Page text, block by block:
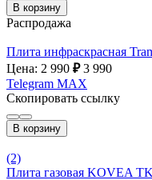
В корзину
Распродажа
Плита инфраскрасная
Цена: 2 990 ₽ 3 990
Telegram MAX
Скопировать ссылку
В корзину
(2)
Плита газовая KOVEA